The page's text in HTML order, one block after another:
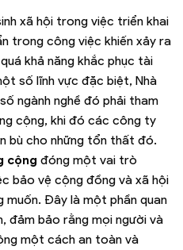
xã hội trong việc triển khai
trong công việc khiến xảy ra
khả năng khắc phục tài
số lĩnh vực đặc biệt, Nhà
ngành nghề đó phải tham
cộng, khi đó các công ty
bù cho những tổn thất đó.
cộng đóng một vai trò
bảo vệ cộng đồng và xã hội
muốn. Đây là một phần quan
đảm bảo rằng mọi người và
một cách an toàn và